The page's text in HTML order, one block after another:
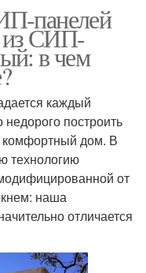
панелей
из СИП-
в чем
каждый
построить
дом. В
технологию
от
наша
отличается